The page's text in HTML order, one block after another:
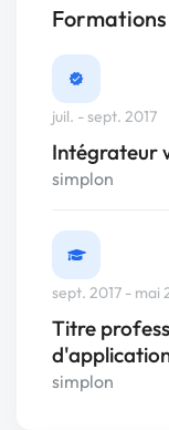
Formations
juil. - sept. 2017
Intégrateur
simplon
sept. 2017 - mai
Titre
simplon